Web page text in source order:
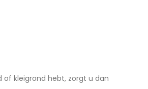
of kleigrond hebt, zorgt u dan